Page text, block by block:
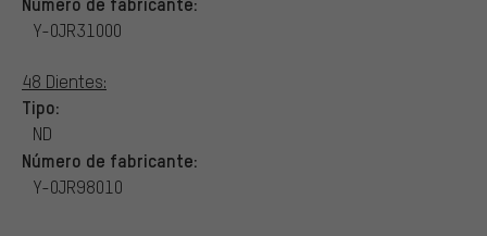
Y-0JR31000
48 Dientes:
Tipo:
ND
Número de fabricante:
Y-0JR98010